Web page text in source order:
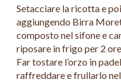
Setacciare la ricotta e
aggiungendo Birra
composto nel sifone e
riposare in frigo per 2
Far tostare l’orzo in
raffreddare e frullarlo